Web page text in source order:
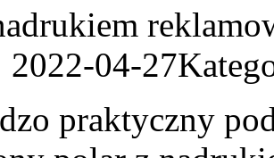
2022-04-27
praktyczny